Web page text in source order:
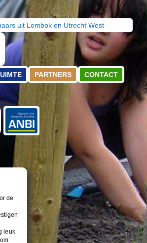
uit Lombok en Utrecht West
PARTNERS CONTACT
ANBI
LinkedIn
de
leuk